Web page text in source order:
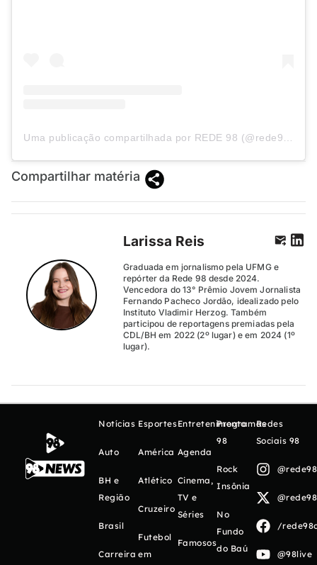
Compartilhar matéria
Larissa Reis
Graduada em jornalismo pela UFMG e
repórter da Rede 98 desde 2024.
Vencedora do 13° Prêmio Jovem Jornalista
Fernando Pacheco Jordão, idealizado pelo
Instituto Vladimir Herzog. Também
participou de reportagens premiadas pela
CDL/BH em 2022 (2º lugar) e em 2024 (1º
lugar).
Notícias
Auto
BH e
Região
Brasil
Carreira
Esportes
América
Atlético
Cruzeiro
Futebol
em
Entretenimento
Agenda
Cinema,
TV e
Séries
Famosos
Programas
98
Rock
Insônia
No
Fundo
do Baú
Redes
Sociais 98
/
@98live